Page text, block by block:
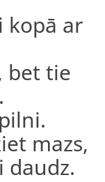
kopā ar
bet tie
mazs,
daudz.